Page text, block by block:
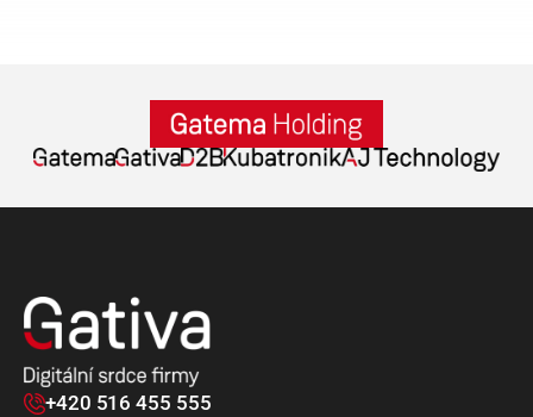
+420 516 455 555